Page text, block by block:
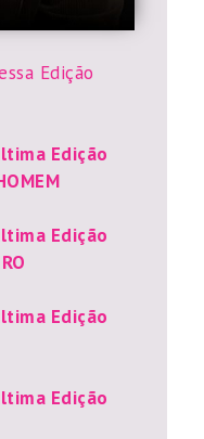
Edição
Edição
Edição
Edição
Edição